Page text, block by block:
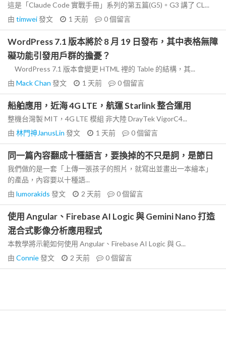
這是「Claude Code 實戰手冊」系列的第五篇(G5)。G3 講了 CL...
由 timwei發文 1 天前 0個留言
WordPress 7.1 版本將於 8 月 19 日發布，其中表格無障
礙功能引發用戶群的擔憂？
WordPress 7.1 版本會變更 HTML 裡的 Table 的結構，其...
由 Mack Chan 發文 1 天前 0個留言
船舶應用，近海 4G LTE，航運 Starlink 整合運用
整機台灣製 MIT，4G LTE 模組 非大陸 DrayTek VigorC4...
由 林門神JanusLin 發文 1 天前 0個留言
同一篇內容翻成十種語言，要換掉的不只是詞，是節日
我們做的是一套「上傳一張孩子的照片，就寫出並畫出一本繪本」
的產品，內容要以十種語...
由 lumorakids 發文 2 天前 0個留言
使用 Angular、Firebase AI Logic 與 Gemini Nano 打造
混合式影像分析應用程式
本教學將示範如何使用 Angular、Firebase AI Logic 與 G...
由 Connie發文 2 天前 0個留言